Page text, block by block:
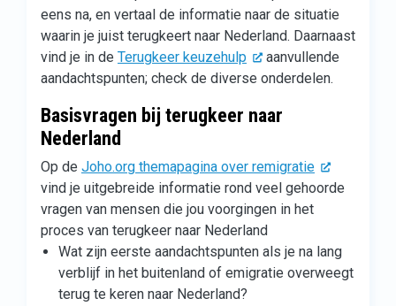
eens na, en vertaal de informatie naar de situatie
waarin je juist terugkeert naar Nederland. Daarnaast
vind je in de Terugkeer keuzehulp
aanvullende
aandachtspunten; check de diverse onderdelen.
Basisvragen bij terugkeer naar
Nederland
Op de Joho.org themapagina over remigratie
vind je uitgebreide informatie rond veel gehoorde
vragen van mensen die jou voorgingen in het
proces van terugkeer naar Nederland
Wat zijn eerste aandachtspunten als je na lang
verblijf in het buitenland of emigratie overweegt
terug te keren naar Nederland?